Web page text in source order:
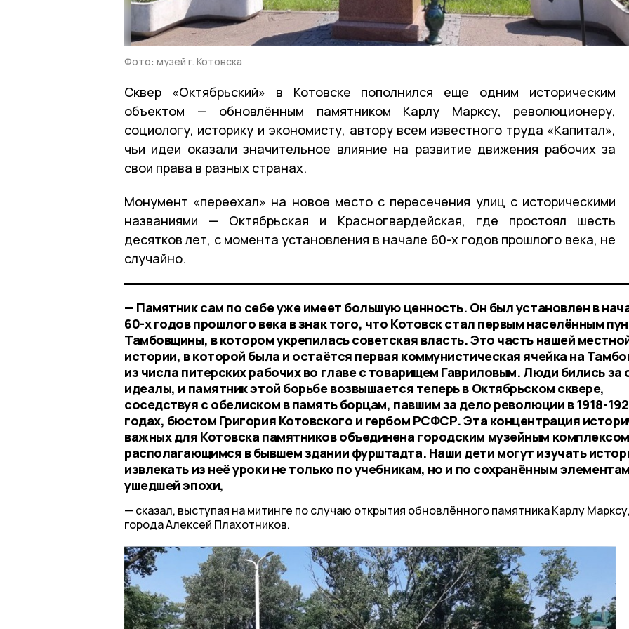
Фото: музей г. Котовска
Сквер «Октябрьский» в Котовске пополнился еще одним историческим
объектом — обновлённым памятником Карлу Марксу, революционеру,
социологу, историку и экономисту, автору всем известного труда «Капитал»,
чьи идеи оказали значительное влияние на развитие движения рабочих за
свои права в разных странах.
Монумент «переехал» на новое место с пересечения улиц с историческими
названиями — Октябрьская и Красногвардейская, где простоял шесть
десятков лет, с момента установления в начале 60-х годов прошлого века, не
случайно.
— Памятник сам по себе уже имеет большую ценность. Он был установлен в
60-х годов прошлого века в знак того, что Котовск стал первым населённым
Тамбовщины, в котором укрепилась советская власть. Это часть нашей
истории, в которой была и остаётся первая коммунистическая ячейка на
из числа питерских рабочих во главе с товарищем Гавриловым. Люди бились за
идеалы, и памятник этой борьбе возвышается теперь в Октябрьском сквере,
соседствуя с обелиском в память борцам, павшим за дело революции в 1918-
годах, бюстом Григория Котовского и гербом РСФСР. Эта концентрация
важных для Котовска памятников объединена городским музейным
располагающимся в бывшем здании фурштадта. Наши дети могут изучать
извлекать из неё уроки не только по учебникам, но и по сохранённым
ушедшей эпохи,
сказал, выступая на митинге по случаю открытия обновлённого памятника Карлу
города Алексей Плахотников.